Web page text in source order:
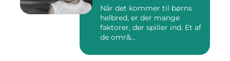
Når det kommer til børns
helbred, er der mange
faktorer, der spiller ind. Et af
de omr&...